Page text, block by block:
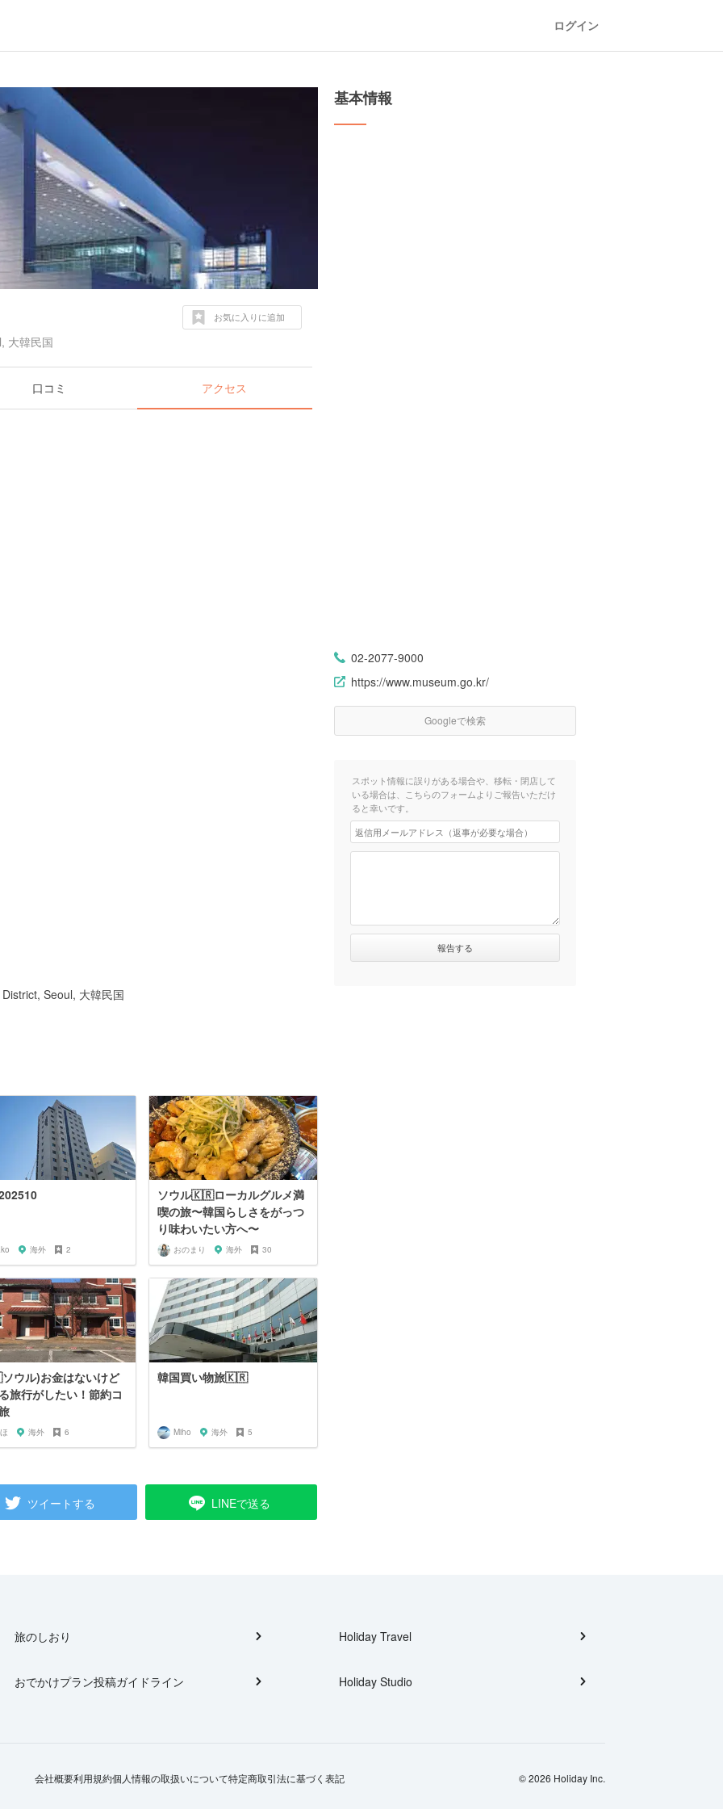
ログイン
大韓民国
お気に入りに追加
口コミ アクセス
Seoul, 大韓民国
海外 2
ソウル🇰🇷ローカルグルメ満
喫の旅〜韓国らしさをがっつ
り味わいたい方へ〜
おのまり 海外 30
ウル)お金はないけど
旅行がしたい！節約コ
海外 6
韓国買い物旅🇰🇷
Miho 海外 5
ツイートする LINEで送る
基本情報
02-2077-9000
https://www.museum.go.kr/
Googleで検索
スポット情報に誤りがある場合や、移転・閉店して
いる場合は、こちらのフォームよりご報告いただけ
ると幸いです。
旅のしおり
おでかけプラン投稿ガイドライン
Holiday Travel
Holiday Studio
会社概要利用規約個人情報の取扱いについて特定商取引法に基づく表記 © 2026 Holiday Inc.